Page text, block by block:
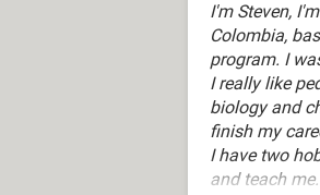
I'm Steven,
Colombia,
program. I
I really like
biology and
finish my
I have two
and teach